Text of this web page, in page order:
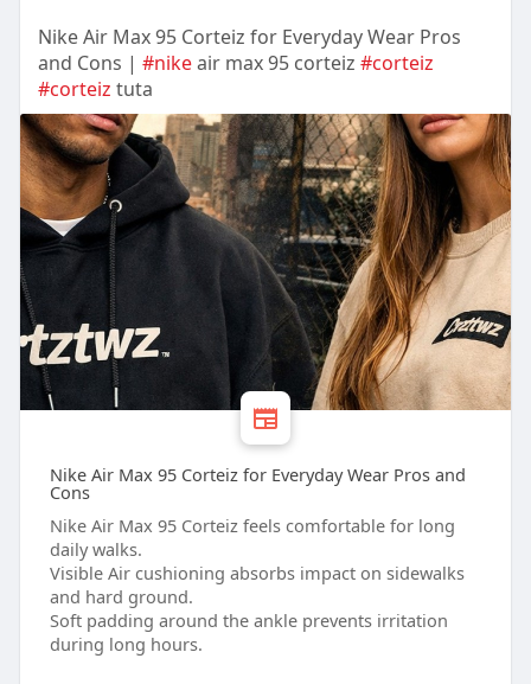
Nike Air Max 95 Corteiz for Everyday Wear Pros
and Cons | #nikeair max 95 corteiz #corteiz
#corteiz tuta
Nike Air Max 95 Corteiz for Everyday Wear Pros and
Cons
Nike Air Max 95 Corteiz feels comfortable for long
daily walks.
Visible Air cushioning absorbs impact on sidewalks
and hard ground.
Soft padding around the ankle prevents irritation
during long hours.